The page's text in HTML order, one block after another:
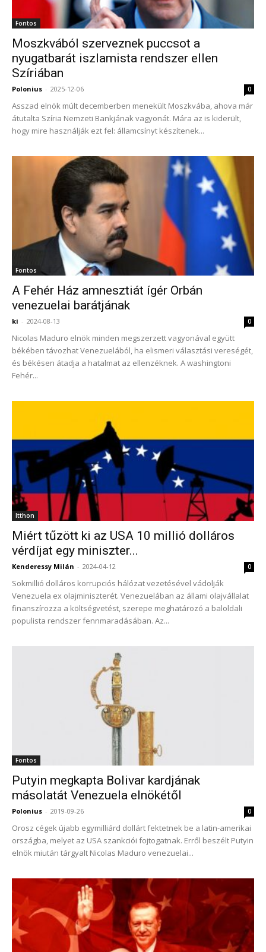
Fontos
Moszkvából szerveznek puccsot a
nyugatbarát iszlamista rendszer ellen
Szíriában
Polonius - 2025-12-06 0
Asszad elnök múlt decemberben menekült Moszkvába, ahova már
átutalta Szíria Nemzeti Bankjának vagyonát. Mára az is kiderült,
hogy mire használják ezt fel: államcsínyt készítenek...
Fontos
A Fehér Ház amnesztiát ígér Orbán
venezuelai barátjának
ki - 2024-08-13 0
Nicolas Maduro elnök minden megszerzett vagyonával együtt
békében távozhat Venezuelából, ha elismeri választási vereségét,
és békésen átadja a hatalmat az ellenzéknek. A washingtoni
Fehér...
Itthon
Miért tűzött ki az USA 10 millió dolláros
vérdíjat egy miniszter...
Kenderessy Milán - 2024-04-12 0
Sokmillió dolláros korrupciós hálózat vezetésével vádolják
Venezuela ex olajminiszterét. Venezuelában az állami olajvállalat
finanszírozza a költségvetést, szerepe meghatározó a baloldali
populista rendszer fennmaradásában. Az...
Fontos
Putyin megkapta Bolivar kardjának
másolatát Venezuela elnökétől
Polonius - 2019-09-26 0
Orosz cégek újabb egymilliárd dollárt fektetnek be a latin-amerikai
országba, melyet az USA szankciói fojtogatnak. Erről beszélt Putyin
elnök miután tárgyalt Nicolas Maduro venezuelai...